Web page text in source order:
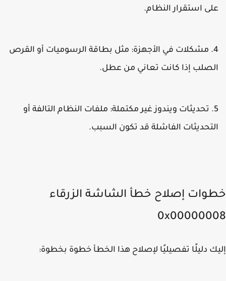
استقرار النظام.
مشكلات في الأجهزة:مثل بطاقة الرسوميات أو القرص
إذا كانت تعاني من عطل.
تحديثات ويندوز غير مكتملة:ملفات النظام التالفة أو
الفاشلة قد تكون السبب.
إصلاح خطأ الشاشة الزرقاء
دليلًا تفصيليًا لإصلاح هذا الخطأ خطوة بخطوة: